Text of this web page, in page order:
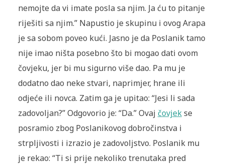
nemojte da vi imate posla sa njim. Ja ću to pitanje
riješiti sa njim.” Napustio je skupinu i ovog Arapa
je sa sobom poveo kući. Jasno je da Poslanik tamo
nije imao ništa posebno što bi mogao dati ovom
čovjeku, jer bi mu sigurno više dao. Pa mu je
dodatno dao neke stvari, naprimjer, hrane ili
odjeće ili novca. Zatim ga je upitao: “Jesi li sada
zadovoljan?” Odgovorio je: “Da.” Ovaj čovjekse
posramio zbog Poslanikovog dobročinstva i
strpljivosti i izrazio je zadovoljstvo. Poslanik mu
je rekao: “Ti si prije nekoliko trenutaka pred